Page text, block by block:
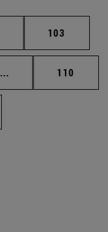
Páginas intermedias
Página
103
... Páginas intermedias
Página
110